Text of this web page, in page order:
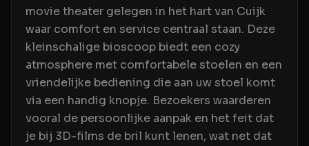
movie theater gelegen in het hart van Cuijk
waar comfort en service centraal staan. Deze
kleinschalige bioscoop biedt een cozy
atmosphere met comfortabele stoelen en een
vriendelijke bediening die aan uw stoel komt
via een handig knopje. Bezoekers waarderen
vooral de persoonlijke aanpak en het feit dat
je bij 3D-films de bril kunt lenen, wat net dat